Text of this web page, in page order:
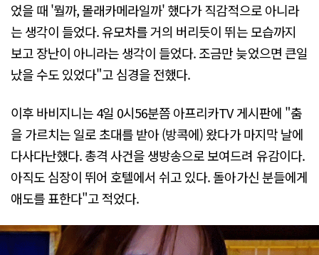
었을 때 '뭘까, 몰래카메라일까' 했다가 직감적으로 아니라
는 생각이 들었다. 유모차를 거의 버리듯이 뛰는 모습까지
보고 장난이 아니라는 생각이 들었다. 조금만 늦었으면 큰일
났을 수도 있었다"고 심경을 전했다.
이후 바비지니는 4일 0시56분쯤 아프리카TV 게시판에 "춤
을 가르치는 일로 초대를 받아 (방콕에) 왔다가 마지막 날에
다사다난했다. 총격 사건을 생방송으로 보여드려 유감이다.
아직도 심장이 뛰어 호텔에서 쉬고 있다. 돌아가신 분들에게
애도를 표한다"고 적었다.